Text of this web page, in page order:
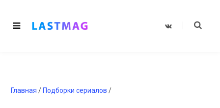
V
Главная / Подборки сериалов /